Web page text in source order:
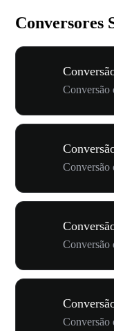
Conversores
Conversão